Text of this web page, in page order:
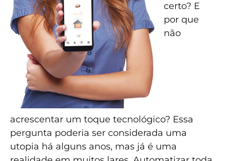
certo? E
por que
não
acrescentar um toque tecnológico? Essa
pergunta poderia ser considerada uma
utopia há alguns anos, mas já é uma